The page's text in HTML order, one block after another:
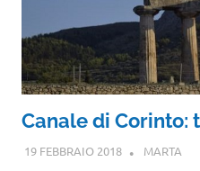
Canale di Corinto:
19 FEBBRAIO 2018 MARTA